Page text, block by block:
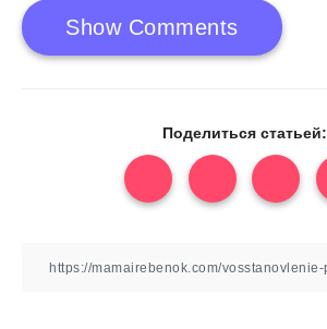
Show Comments
Поделиться статьей: